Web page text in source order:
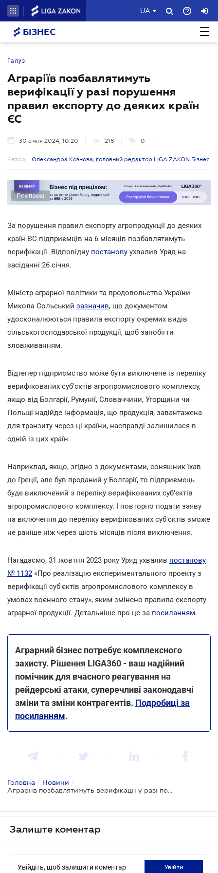
UA
БІЗНЕС
Галузі
Аграріїв позбавлятимуть
верифікації у разі порушення
правил експорту до деяких країн
ЄС
30 січня 2024, 10:20 216 0
Автор: Олександра Кознова, головний редактор LIGA ZAKON Бізнес
Реклама
За порушення правил експорту агропродукції до деяких
країн ЄС підприємців на 6 місяців позбавлятимуть
верифікації. Відповідну постанову ухвалив Уряд на
засіданні 26 січня.
Міністр аграрної політики та продовольства України
Микола Сольський зазначив, що документом
удосконалюються правила експорту окремих видів
сільськогосподарської продукції, щоб запобігти
зловживанням.
Відтепер підприємство може бути виключене із переліку
верифікованих суб'єктів агропромислового комплексу,
якщо від Болгарії, Румунії, Словаччини, Угорщини чи
Польщі надійде інформація, що продукція, завантажена
для транзиту через ці країни, насправді залишилася в
одній із цих країн.
Наприклад, якщо, згідно з документами, соняшник їхав
до Греції, але був проданий у Болгарії, то підприємець
буде виключений з переліку верифікованих суб'єктів
агропромислового комплексу. І повторно подати заяву
на включення до переліку верифікованих суб'єктів зможе
не раніше ніж через шість місяців після виключення.
Нагадаємо, 31 жовтня 2023 року Уряд ухвалив постанову
№ 1132 «Про реалізацію експериментального проекту з
верифікації суб'єктів агропромислового комплексу в
умовах воєнного стану», яким змінено правила експорту
аграрної продукції. Детальніше про це за посиланням.
Аграрний бізнес потребує комплексного
захисту. Рішення LIGA360 - ваш надійний
помічник для вчасного реагування на
рейдерські атаки, суперечливі законодавчі
зміни та зміни контрагентів. Подробиці за
посиланням.
Головна / Новини /
Аграріїв позбавлятимуть верифікації у разі порушення правил експорту до деяких країн ЄС
Залиште коментар
Увійдіть, щоб залишити коментар увійти